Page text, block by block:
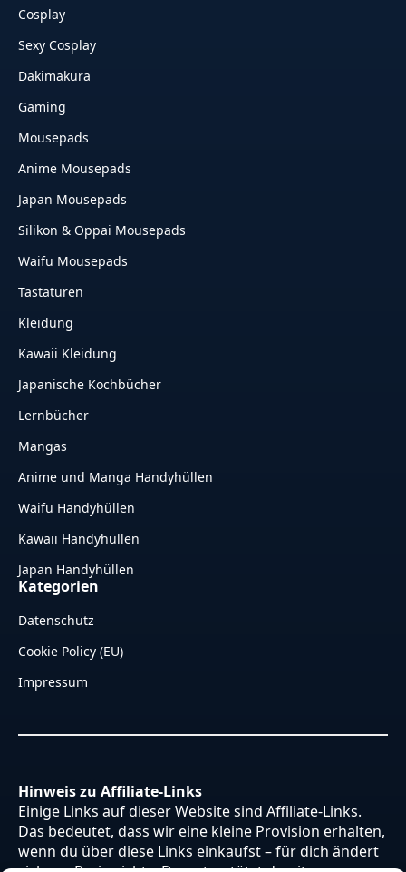
Cosplay
Sexy Cosplay
Dakimakura
Gaming
Mousepads
Anime Mousepads
Japan Mousepads
Silikon & Oppai Mousepads
Waifu Mousepads
Tastaturen
Kleidung
Kawaii Kleidung
Japanische Kochbücher
Lernbücher
Mangas
Anime und Manga Handyhüllen
Waifu Handyhüllen
Kawaii Handyhüllen
Japan Handyhüllen
Kategorien
Datenschutz
Cookie Policy (EU)
Impressum
Hinweis zu Affiliate-Links
Einige Links auf dieser Website sind Affiliate-Links.
Das bedeutet, dass wir eine kleine Provision erhalten,
wenn du über diese Links einkaufst – für dich ändert